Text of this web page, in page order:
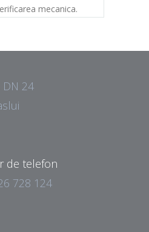
mecanica.
DN 24
de telefon
728 124